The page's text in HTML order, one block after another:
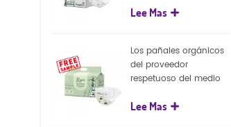
capa superficial
Lee Mas
Los pañales orgánicos
del proveedor
respetuoso del medio
llegada venden al por
Lee Mas